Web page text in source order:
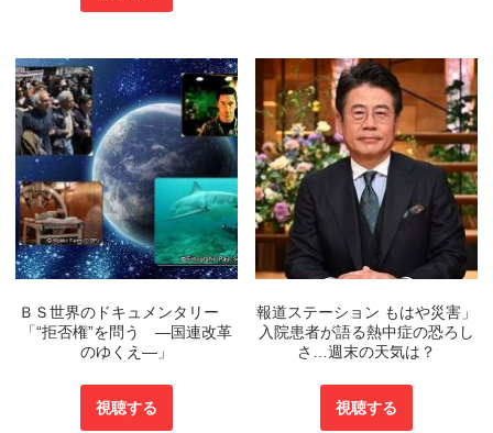
ＢＳ世界のドキュメンタリー
「“拒否権”を問う ―国連改革
のゆくえ―」
視聴する
報道ステーション もはや災害」
入院患者が語る熱中症の恐ろし
さ…週末の天気は？
視聴する